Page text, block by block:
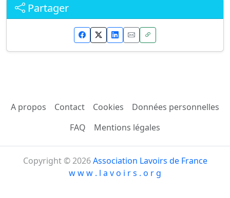
Partager
A propos Contact Cookies
Données personnelles
FAQ
Mentions légales
Copyright © 2026Association Lavoirs de France
w w w . l a v o i r s . o r g